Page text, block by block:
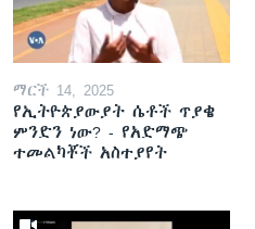
ማርች 14, 2025
የኢትዮጵያውያት ሴቶች ጥያቄ
ምንድን ነው? - የአድማጭ
ተመልካቾች አስተያየት